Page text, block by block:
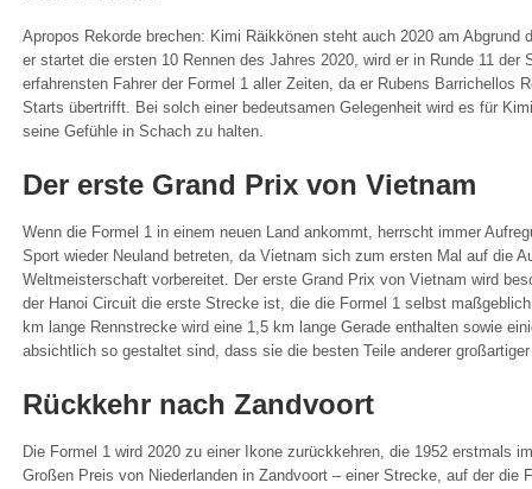
Apropos Rekorde brechen: Kimi Räikkönen steht auch 2020 am Abgrund
er startet die ersten 10 Rennen des Jahres 2020, wird er in Runde 11 der
erfahrensten Fahrer der Formel 1 aller Zeiten, da er Rubens Barrichellos
Starts übertrifft. Bei solch einer bedeutsamen Gelegenheit wird es für
seine Gefühle in Schach zu halten.
Der erste Grand Prix von Vietnam
Wenn die Formel 1 in einem neuen Land ankommt, herrscht immer
Sport wieder Neuland betreten, da Vietnam sich zum ersten Mal auf die
Weltmeisterschaft vorbereitet. Der erste Grand Prix von Vietnam wird
der Hanoi Circuit die erste Strecke ist, die die Formel 1 selbst
km lange Rennstrecke wird eine 1,5 km lange Gerade enthalten sowie
absichtlich so gestaltet sind, dass sie die besten Teile anderer
Rückkehr nach Zandvoort
Die Formel 1 wird 2020 zu einer Ikone zurückkehren, die 1952 erstmals
Großen Preis von Niederlanden in Zandvoort – einer Strecke, auf der die